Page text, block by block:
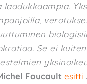
Se ei
Foucault esitti